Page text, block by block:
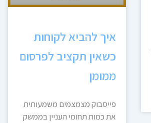
איך להביא לקוחות
כשאין תקציב לפרסום
ממומן
פייסבוק מצמצמים משמעותית
את כמות תחומי העניין בממשק